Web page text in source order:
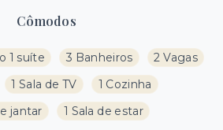
Cômodos
1 suíte 3 Banheiros
2 Vagas
1 Sala de TV
1 Cozinha
jantar
1 Sala de estar